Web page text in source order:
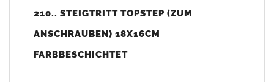
Beim TopStep-Dachtrittsystem wird das Edelstahlhalteband an
zusätzlichen Montagelatte(4 x 6 cm) mit einer
Holzschraube A2 (5 x 40 mm) angeschraubt.
210.. STEIGTRITT TOPSTEP (ZUM
ANSCHRAUBEN) 18X16CM
FARBBESCHICHTET